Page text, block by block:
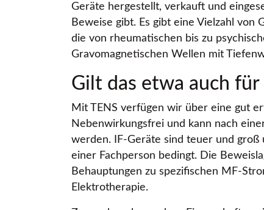
Geräte hergestellt, verkauft und
Beweise gibt. Es gibt eine Vielzahl
die von rheumatischen bis zu
Gravomagnetischen Wellen mit
Gilt das etwa auch für
Mit TENS verfügen wir über eine gut
Nebenwirkungsfrei und kann nach
werden. IF-Geräte sind teuer und groß
einer Fachperson bedingt. Die
Behauptungen zu spezifischen MF-
Elektrotherapie.